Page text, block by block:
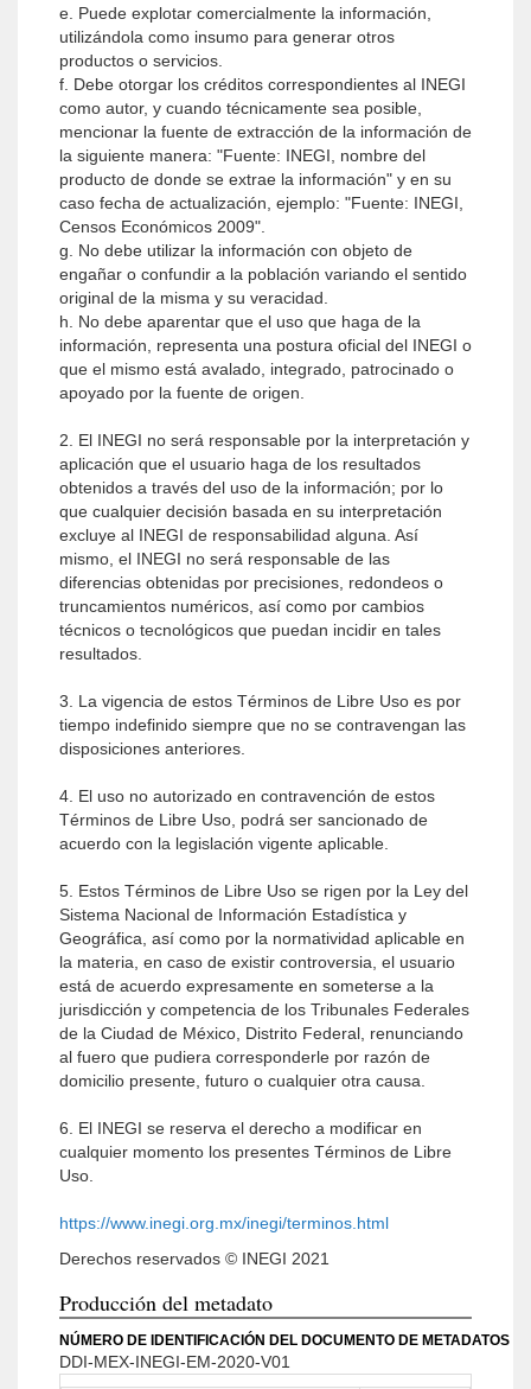
e. Puede explotar comercialmente la información,
utilizándola como insumo para generar otros
productos o servicios.
f. Debe otorgar los créditos correspondientes al INEGI
como autor, y cuando técnicamente sea posible,
mencionar la fuente de extracción de la información de
la siguiente manera: "Fuente: INEGI, nombre del
producto de donde se extrae la información" y en su
caso fecha de actualización, ejemplo: "Fuente: INEGI,
Censos Económicos 2009".
g. No debe utilizar la información con objeto de
engañar o confundir a la población variando el sentido
original de la misma y su veracidad.
h. No debe aparentar que el uso que haga de la
información, representa una postura oficial del INEGI o
que el mismo está avalado, integrado, patrocinado o
apoyado por la fuente de origen.
2. El INEGI no será responsable por la interpretación y
aplicación que el usuario haga de los resultados
obtenidos a través del uso de la información; por lo
que cualquier decisión basada en su interpretación
excluye al INEGI de responsabilidad alguna. Así
mismo, el INEGI no será responsable de las
diferencias obtenidas por precisiones, redondeos o
truncamientos numéricos, así como por cambios
técnicos o tecnológicos que puedan incidir en tales
resultados.
3. La vigencia de estos Términos de Libre Uso es por
tiempo indefinido siempre que no se contravengan las
disposiciones anteriores.
4. El uso no autorizado en contravención de estos
Términos de Libre Uso, podrá ser sancionado de
acuerdo con la legislación vigente aplicable.
5. Estos Términos de Libre Uso se rigen por la Ley del
Sistema Nacional de Información Estadística y
Geográfica, así como por la normatividad aplicable en
la materia, en caso de existir controversia, el usuario
está de acuerdo expresamente en someterse a la
jurisdicción y competencia de los Tribunales Federales
de la Ciudad de México, Distrito Federal, renunciando
al fuero que pudiera corresponderle por razón de
domicilio presente, futuro o cualquier otra causa.
6. El INEGI se reserva el derecho a modificar en
cualquier momento los presentes Términos de Libre
Uso.
https://www.inegi.org.mx/inegi/terminos.html
Derechos reservados © INEGI 2021
Producción del metadato
NÚMERO DE IDENTIFICACIÓN DEL DOCUMENTO DE METADATOS
DDI-MEX-INEGI-EM-2020-V01